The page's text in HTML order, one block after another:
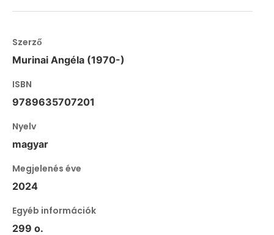
Szerző
Murinai Angéla (1970-)
ISBN
9789635707201
Nyelv
magyar
Megjelenés éve
2024
Egyéb információk
299 o.